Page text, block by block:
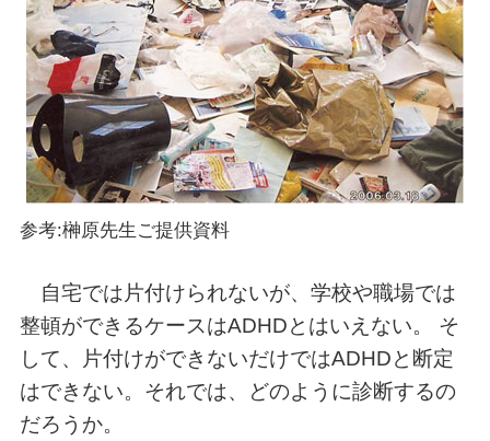
参考:榊原先生ご提供資料
自宅では片付けられないが、学校や職場では
整頓ができるケースはADHDとはいえない。 そ
して、片付けができないだけではADHDと断定
はできない。それでは、どのように診断するの
だろうか。